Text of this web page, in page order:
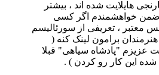
هایلایت شده اند ، بیشتر
ضمن خواهشمندم اگر کسی
معتبر ، تعریفی از سورئالیسم
برامون لینک کنه (
عزیزم "پادشاه سیاهی" قبلا
این کار رو کردن ) .